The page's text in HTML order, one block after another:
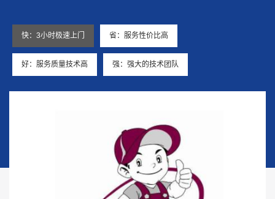
快：3小时极速上门 省：服务性价比高
好：服务质量技术高 强：强大的技术团队